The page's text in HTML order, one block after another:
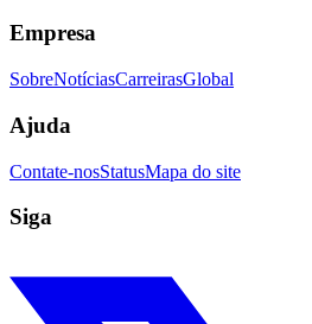
Empresa
SobreNotíciasCarreirasGlobal
Ajuda
Contate-nosStatusMapa do site
Siga